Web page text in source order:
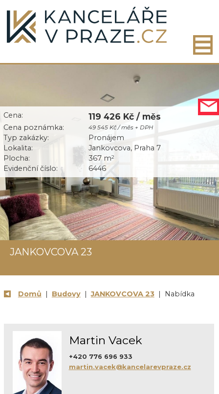
Cena: 119 426 Kč / měs
Cena poznámka: 49 545 Kč / měs + DPH
Typ zakázky:
Pronájem
Lokalita:
Jankovcova, Praha 7
Plocha:
367 m2
Evidenční číslo: 6446
JANKOVCOVA 23
Domů | Budovy|JANKOVCOVA 23| Nabídka
Martin Vacek
+420 776 696 933
martin.vacek@kancelarevpraze.cz